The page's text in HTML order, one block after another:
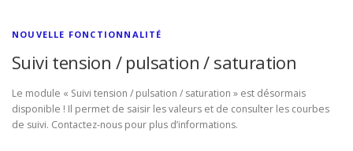
NOUVELLE FONCTIONNALITÉ
Suivi tension / pulsation / saturation
Le module « Suivi tension / pulsation / saturation » est désormais
disponible ! Il permet de saisir les valeurs et de consulter les courbes
de suivi. Contactez-nous pour plus d’informations.